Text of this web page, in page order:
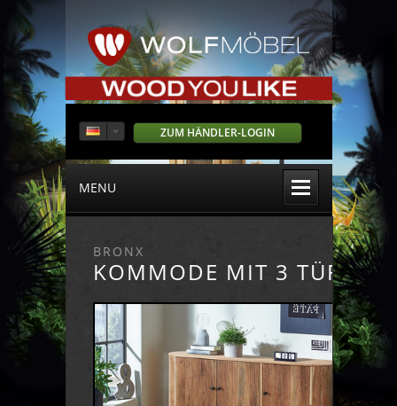
ZUM HÄNDLER-LOGIN
MENU
BRONX
KOMMODE MIT 3 TÜREN